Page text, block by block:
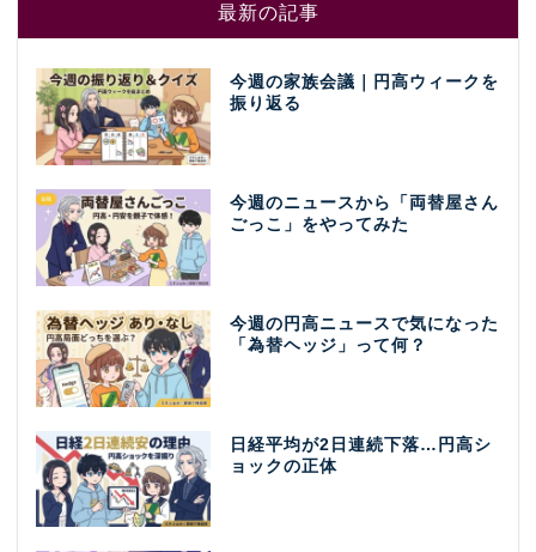
最新の記事
今週の家族会議｜円高ウィークを
振り返る
今週のニュースから「両替屋さん
ごっこ」をやってみた
今週の円高ニュースで気になった
「為替ヘッジ」って何？
日経平均が2日連続下落…円高シ
ョックの正体